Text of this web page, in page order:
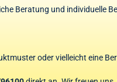
Beratung und individuelle
oder vielleicht eine